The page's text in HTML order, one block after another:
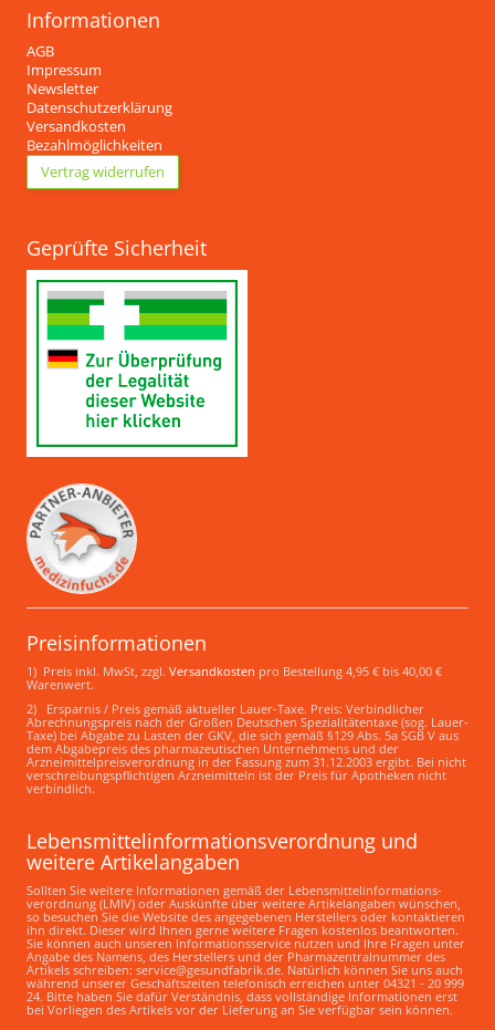
Informationen
AGB
Impressum
Newsletter
Datenschutzerklärung
Versandkosten
Bezahlmöglichkeiten
Vertrag widerrufen
Geprüfte Sicherheit
Preisinformationen
1) Preis inkl. MwSt, zzgl. Versandkosten pro Bestellung 4,95 € bis 40,00 €
Warenwert.
2) Ersparnis / Preis gemäß aktueller Lauer-Taxe. Preis: Verbindlicher
Abrechnungspreis nach der Großen Deutschen Spezialitätentaxe (sog. Lauer-
Taxe) bei Abgabe zu Lasten der GKV, die sich gemäß §129 Abs. 5a SGB V aus
dem Abgabepreis des pharmazeutischen Unternehmens und der
Arzneimittelpreisverordnung in der Fassung zum 31.12.2003 ergibt. Bei nicht
verschreibungspflichtigen Arzneimitteln ist der Preis für Apotheken nicht
verbindlich.
Lebensmittelinformations­verordnung und
weitere Artikelangaben
Sollten Sie weitere Informationen gemäß der Lebensmittel­informations­
verordnung (LMIV) oder Auskünfte über weitere Artikelangaben wünschen,
so besuchen Sie die Website des angegebenen Herstellers oder kontaktieren
ihn direkt. Dieser wird Ihnen gerne weitere Fragen kostenlos beantworten.
Sie können auch unseren Informationsservice nutzen und Ihre Fragen unter
Angabe des Namens, des Herstellers und der Pharmazentralnummer des
Artikels schreiben: service@gesundfabrik.de. Natürlich können Sie uns auch
während unserer Geschäftszeiten telefonisch erreichen unter 04321 - 20 999
24. Bitte haben Sie dafür Verständnis, dass vollständige Informationen erst
bei Vorliegen des Artikels vor der Lieferung an Sie verfügbar sein können.